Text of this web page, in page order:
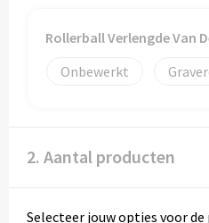
Rollerball Verlengde Van
Onbewerkt
2. Aantal producten
Selecteer jouw opties voor de